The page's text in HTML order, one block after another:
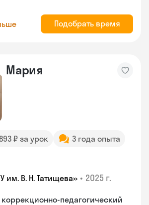
Подобрать время
Мария
₽ за урок
3 года опыта
им. В. Н. Татищева» • 2025 г.
коррекционно-педагогический